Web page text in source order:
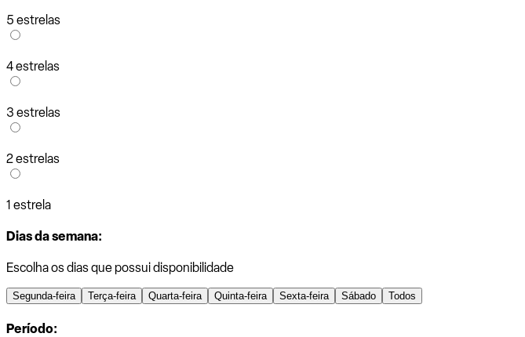
5 estrelas
4 estrelas
3 estrelas
2 estrelas
1 estrela
Dias da semana:
Escolha os dias que possui disponibilidade
Segunda-feira Terça-feira Quarta-feira Quinta-feira Sexta-feira Sábado Todos
Período: